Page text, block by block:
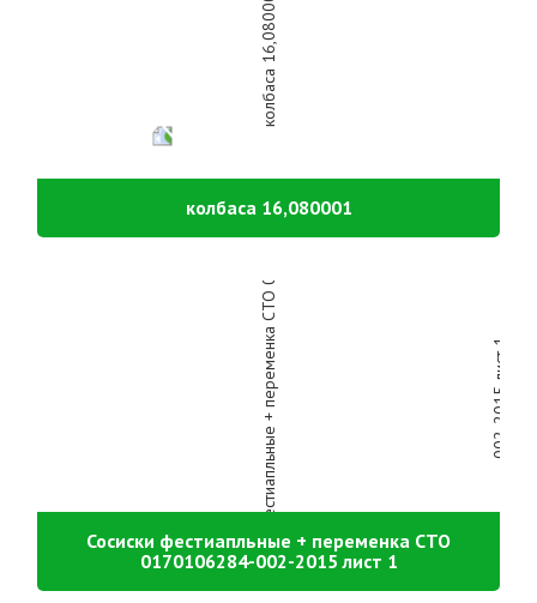
колбаса 16,080001
Сосиски фестиапльные + переменка СТО
0170106284-002-2015 лист 1